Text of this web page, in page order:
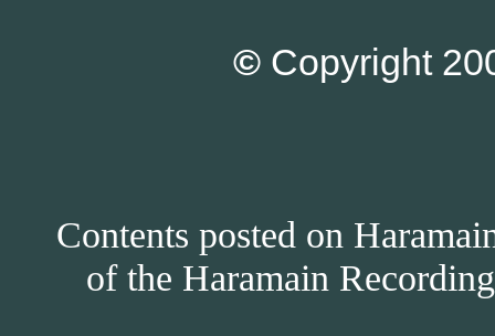
© Copyright
Contents posted on
of the Haramain